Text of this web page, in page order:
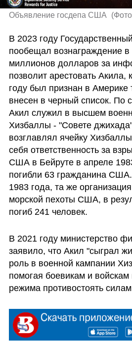
Объявление госдепа США (
В 2023 году
пообещал вознаграждение в
миллионов долларов за
позволит арестовать
году был признан в Америке
внесен в черный список. По
Акил служил в высшем
Хизбаллы - "Совете
возглавлял ячейку
себя ответственность за
США в Бейруте в апреле
погибли 63 гражданина
1983 года, та же
морской пехоты США, в
погиб 241 человек.
В 2021 году министерство
заявило, что Акил "сыграл
роль в военной кампании
помогая боевикам и войскам
режима противостоять